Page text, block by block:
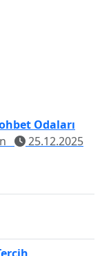
Odaları
25.12.2025